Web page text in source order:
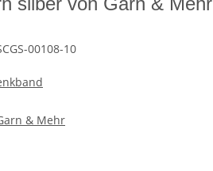
00108-10
& Mehr